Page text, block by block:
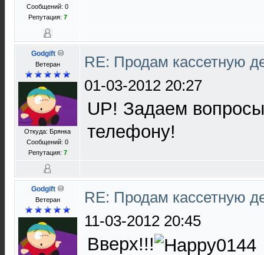
Сообщений: 0
Репутация: 7
Godgift
Ветеран
Откуда: Брянка
Сообщений: 0
Репутация: 7
RE: Продам кассетную
01-03-2012 20:27
UP! Задаем
телефону!
Godgift
Ветеран
RE: Продам кассетную
11-03-2012 20:45
Вверх!!!